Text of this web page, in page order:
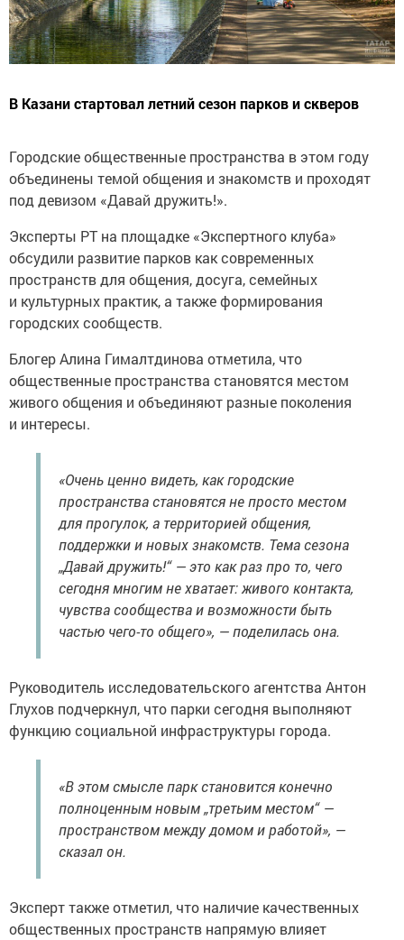
В Казани стартовал летний сезон парков и скверов
Городские общественные пространства в этом году
объединены темой общения и знакомств и проходят
под девизом «Давай дружить!».
Эксперты РТ на площадке «Экспертного клуба»
обсудили развитие парков как современных
пространств для общения, досуга, семейных
и культурных практик, а также формирования
городских сообществ.
Блогер Алина Гималтдинова отметила, что
общественные пространства становятся местом
живого общения и объединяют разные поколения
и интересы.
«Очень ценно видеть, как городские
пространства становятся не просто местом
для прогулок, а территорией общения,
поддержки и новых знакомств. Тема сезона
„Давай дружить!“ — это как раз про то, чего
сегодня многим не хватает: живого контакта,
чувства сообщества и возможности быть
частью чего-то общего», — поделилась она.
Руководитель исследовательского агентства Антон
Глухов подчеркнул, что парки сегодня выполняют
функцию социальной инфраструктуры города.
«В этом смысле парк становится конечно
полноценным новым „третьим местом“ —
пространством между домом и работой», —
сказал он.
Эксперт также отметил, что наличие качественных
общественных пространств напрямую влияет